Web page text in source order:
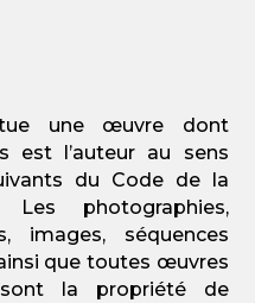
une œuvre dont
est l’auteur au sens
du Code de la
Les photographies,
images, séquences
que toutes œuvres
la propriété de